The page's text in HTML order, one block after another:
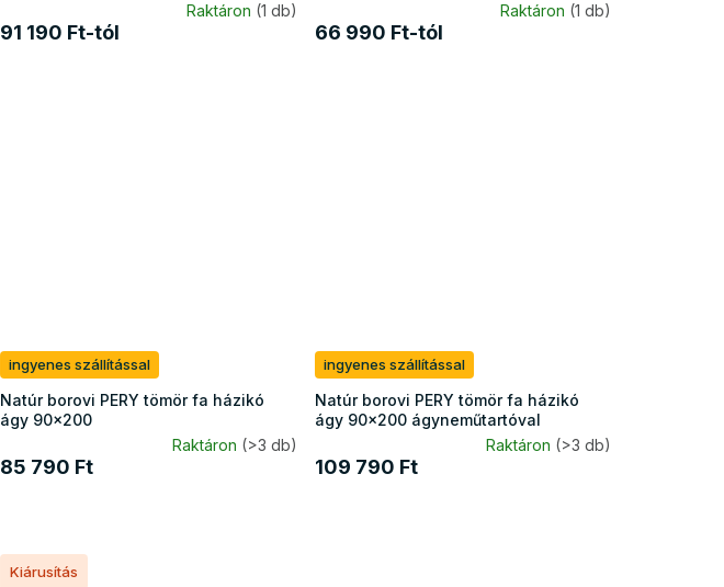
Raktáron (1 db)
91 190 Ft-tól
Raktáron (1 db)
66 990 Ft-tól
ingyenes szállítással
Natúr borovi PERY tömör fa házikó
ágy 90x200
Raktáron (>3 db)
85 790 Ft
ingyenes szállítással
Natúr borovi PERY tömör fa házikó
ágy 90x200 ágyneműtartóval
Raktáron (>3 db)
109 790 Ft
Kiárusítás